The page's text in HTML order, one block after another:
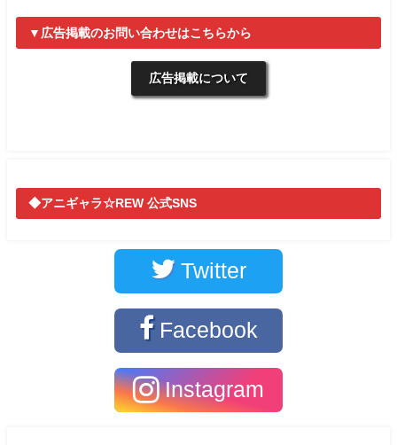
▼広告掲載のお問い合わせはこちらから
広告掲載について
◆アニギャラ☆REW 公式SNS
Twitter
Facebook
Instagram